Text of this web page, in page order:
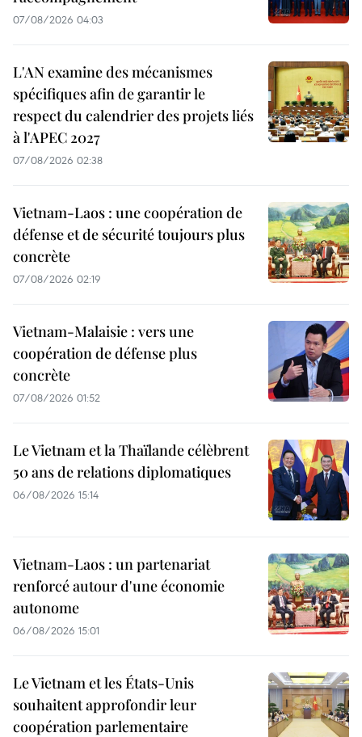
07/08/2026 04:03
L'AN examine des mécanismes
spécifiques afin de garantir le
respect du calendrier des projets liés
à l'APEC 2027
07/08/2026 02:38
Vietnam-Laos : une coopération de
défense et de sécurité toujours plus
concrète
07/08/2026 02:19
Vietnam-Malaisie : vers une
coopération de défense plus
concrète
07/08/2026 01:52
Le Vietnam et la Thaïlande célèbrent
50 ans de relations diplomatiques
06/08/2026 15:14
Vietnam-Laos : un partenariat
renforcé autour d'une économie
autonome
06/08/2026 15:01
Le Vietnam et les États-Unis
souhaitent approfondir leur
coopération parlementaire